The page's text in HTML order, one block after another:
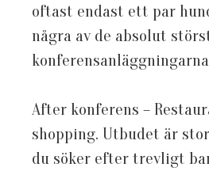
oftast endast ett par
några av de absolut
After konferens –
shopping. Utbudet är
du söker efter trevligt